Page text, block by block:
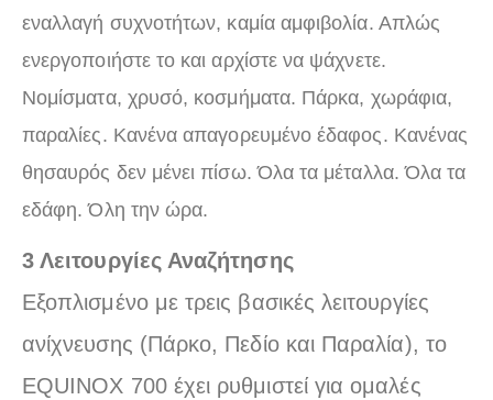
εναλλαγή συχνοτήτων, καμία αμφιβολία. Απλώς
ενεργοποιήστε το και αρχίστε να ψάχνετε.
Νομίσματα, χρυσό, κοσμήματα. Πάρκα, χωράφια,
παραλίες. Κανένα απαγορευμένο έδαφος. Κανένας
θησαυρός δεν μένει πίσω. Όλα τα μέταλλα. Όλα τα
εδάφη. Όλη την ώρα.
3 Λειτουργίες Αναζήτησης
Εξοπλισμένο με τρεις βασικές λειτουργίες
ανίχνευσης (Πάρκο, Πεδίο και Παραλία), το
EQUINOX 700 έχει ρυθμιστεί για ομαλές